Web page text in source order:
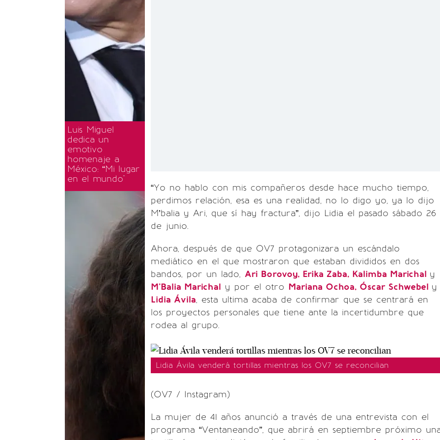
Luis Miguel
dedica un
emotivo
homenaje a
México: “Mi lugar
en el mundo"
“Yo no hablo con mis compañeros desde hace mucho tiempo,
perdimos relación, esa es una realidad, no lo digo yo, ya lo dijo
M’balia y Ari, que sí hay fractura”, dijo Lidia el pasado sábado 26
de junio.
Ahora, después de que OV7 protagonizara un escándalo
mediático en el que mostraron que estaban divididos en dos
bandos, por un lado, Ari Borovoy, Erika Zaba, Kalimba Marichal y
M’Balia Marichal y por el otro Mariana Ochoa, Óscar Schwebel y
Lidia Ávila, esta ultima acaba de confirmar que se centrará en
los proyectos personales que tiene ante la incertidumbre que
rodea al grupo.
Lidia Ávila venderá tortillas mientras los OV7 se reconcilian
(OV7 / Instagram)
La mujer de 41 años anunció a través de una entrevista con el
programa “Ventaneando”, que abrirá en septiembre próximo